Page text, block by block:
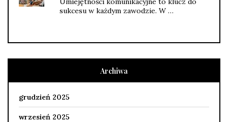
sukcesu w każdym zawodzie. W …
Archiwa
grudzień 2025
wrzesień 2025